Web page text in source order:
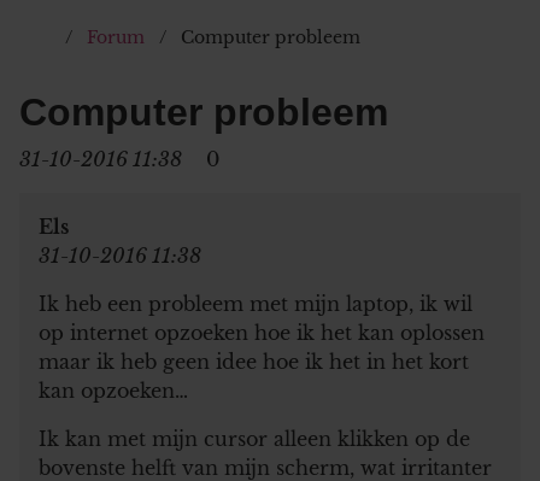
Forum Computer probleem
Computer probleem
31-10-2016 11:38 0
Els
31-10-2016 11:38
Ik heb een probleem met mijn laptop, ik wil
op internet opzoeken hoe ik het kan oplossen
maar ik heb geen idee hoe ik het in het kort
kan opzoeken…
Ik kan met mijn cursor alleen klikken op de
bovenste helft van mijn scherm, wat irritanter